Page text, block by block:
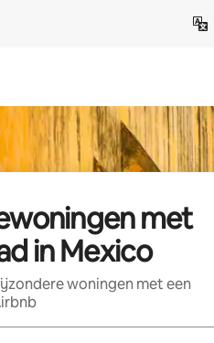
met
in Mexico
woningen met een